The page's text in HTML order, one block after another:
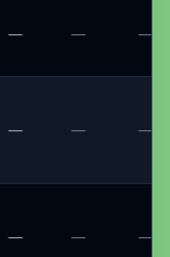
— — —
— — —
— — —